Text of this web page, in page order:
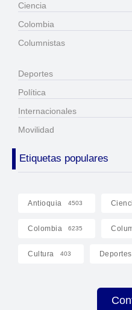
Ciencia
Colombia
Columnistas
Deportes
Política
Internacionales
Movilidad
Etiquetas populares
Antioquia 4503
Colombia 6235
Cultura 403 Deportes